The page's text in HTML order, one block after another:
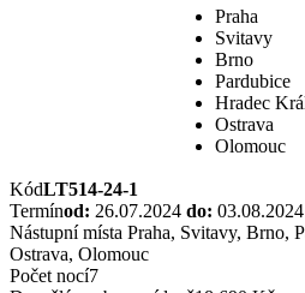
Praha
Svitavy
Brno
Pardubice
Hradec
Ostrava
Olomouc
KódLT514-24-1
Termínod: 26.07.2024 do: 03.08.2024
Nástupní místa Praha, Svitavy, Brno,
Ostrava, Olomouc
Počet nocí7